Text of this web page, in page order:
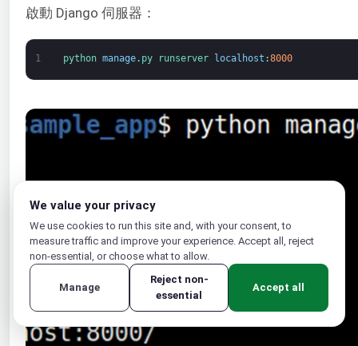
啟動 Django 伺服器：
1 python manage. py runserver localhost :8000
We value your privacy
We use cookies to run this site and, with your consent, to
measure traffic and improve your experience. Accept all, reject
non-essential, or choose what to allow.
Manage
Reject non-
essential
Accept all